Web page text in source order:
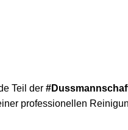
Teil der
professionellen